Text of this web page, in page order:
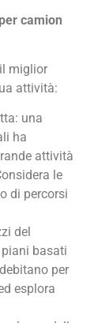
camion
miglior
attività:
una
ha
attività
le
di percorsi
del
basati
per
esplora